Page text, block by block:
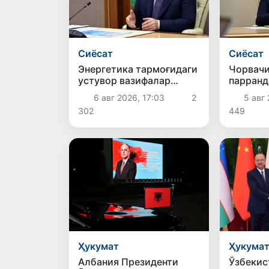
Сиёсат
Энергетика тармоғидаги
устувор вазифалар
ижроси кўриб чиқилди
6 авг 2026, 17:03
2
302
Сиёсат
қилинди
5 авг
449
Ҳукумат
Албания Президенти
Ҳукумат